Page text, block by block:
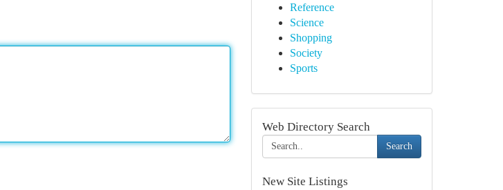
Reference
Science
Shopping
Society
Sports
Web Directory Search
Search
New Site Listings